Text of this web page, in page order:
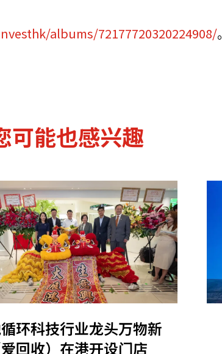
albums/72177720320224908/。
可能也感兴趣
环科技行业龙头万物新
回收）在港开设门店